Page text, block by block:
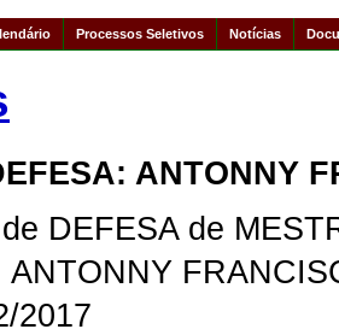
Processos Seletivos Notícias
ANTONNY
DEFESA de
ANTONNY
2017